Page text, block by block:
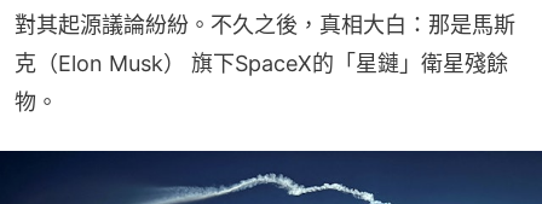
對其起源議論紛紛。不久之後，真相大白：那是馬斯
克（Elon Musk） 旗下SpaceX的「星鏈」衛星殘餘
物。